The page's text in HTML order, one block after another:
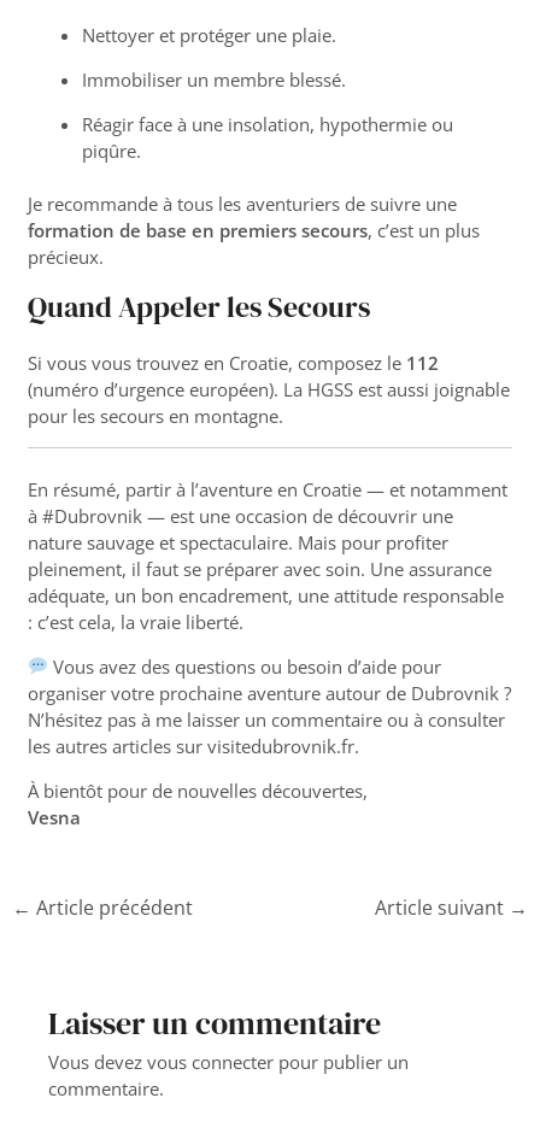
Nettoyer et protéger une plaie.
Immobiliser un membre blessé.
Réagir face à une insolation, hypothermie ou
piqûre.
Je recommande à tous les aventuriers de suivre une
formation de base en premiers secours, c’est un plus
précieux.
Quand Appeler les Secours
Si vous vous trouvez en Croatie, composez le 112
(numéro d’urgence européen). La HGSS est aussi joignable
pour les secours en montagne.
En résumé, partir à l’aventure en Croatie — et notamment
à #Dubrovnik — est une occasion de découvrir une
nature sauvage et spectaculaire. Mais pour profiter
pleinement, il faut se préparer avec soin. Une assurance
adéquate, un bon encadrement, une attitude responsable
: c’est cela, la vraie liberté.
Vous avez des questions ou besoin d’aide pour
organiser votre prochaine aventure autour de Dubrovnik ?
N’hésitez pas à me laisser un commentaire ou à consulter
les autres articles survisitedubrovnik.fr.
À bientôt pour de nouvelles découvertes,
Vesna
← Article précédent Article suivant →
Laisser un commentaire
Vous devezvous connecter pour publier un
commentaire.